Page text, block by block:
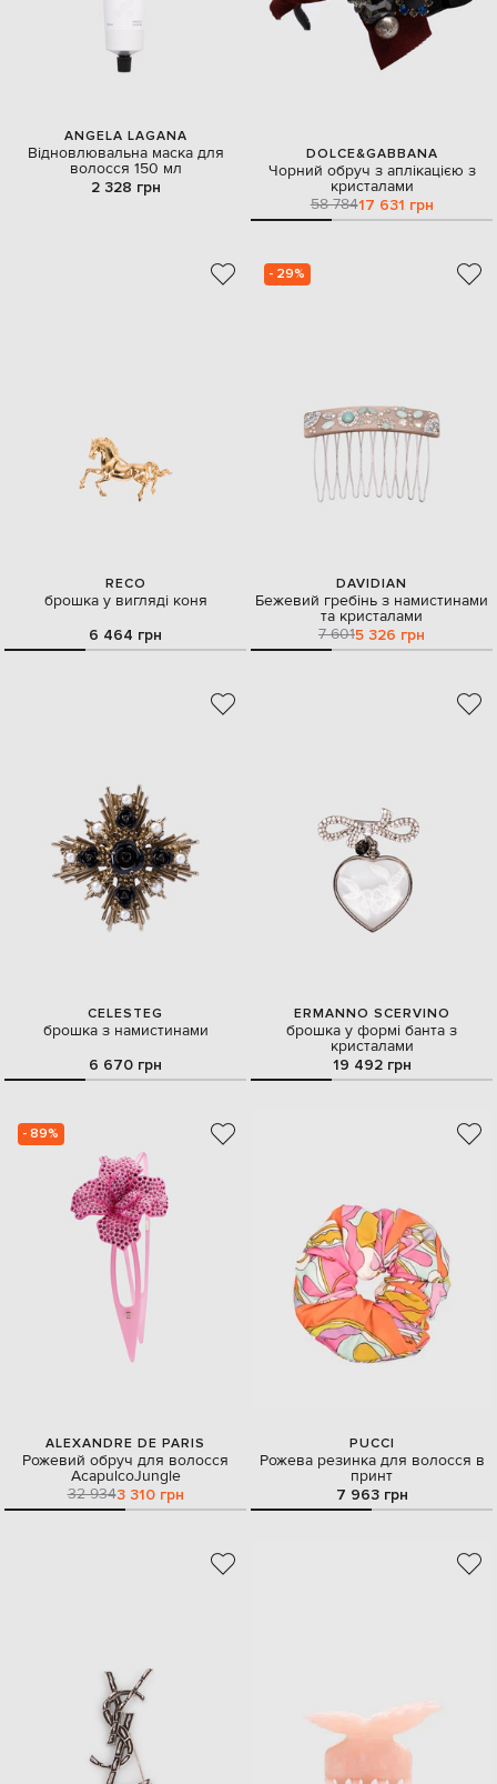
ANGELA LAGANA
Відновлювальна маска для
волосся 150 мл
2 328 грн
DOLCE&GABBANA
Чорний обруч з аплікацією з
кристалами
58 78417 631 грн
RECO
брошка у вигляді коня
6 464 грн
- 29%
DAVIDIAN
Бежевий гребінь з намистинами
та кристалами
7 6015 326 грн
CELESTEG
брошка з намистинами
6 670 грн
ERMANNO SCERVINO
брошка у формі банта з
кристалами
19 492 грн
- 89%
ALEXANDRE DE PARIS
Рожевий обруч для волосся
AcapulcoJungle
32 9343 310 грн
PUCCI
Рожева резинка для волосся в
принт
7 963 грн